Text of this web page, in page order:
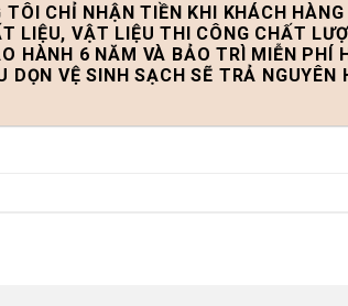
TÔI CHỈ NHẬN TIỀN KHI KHÁCH
LIỆU, VẬT LIỆU THI CÔNG CHẤT
HÀNH 6 NĂM VÀ BẢO TRÌ MIỄN PHÍ
DỌN VỆ SINH SẠCH SẼ TRẢ NGUYÊN